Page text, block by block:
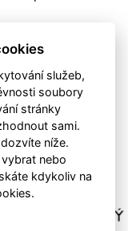
tradičně v
služeb,
soubory
stránky
sami.
níže.
nebo
kdykoliv na